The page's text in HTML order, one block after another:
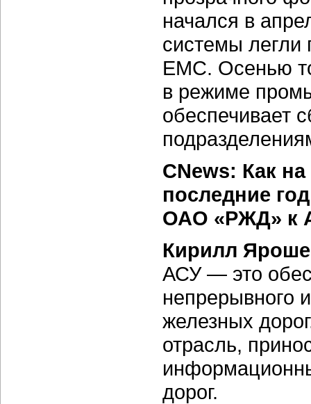
начался в
системы легли
EMC. Осенью
в режиме
обеспечивает
CNews: Как
последние
ОАО «РЖД» к
Кирилл
АСУ — это
непрерывного
железных
отрасль,
дорог.